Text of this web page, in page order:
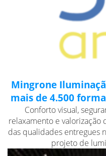
Mingrone
mais de 4.500
Conforto visual,
relaxamento e valorização
das qualidades entregues
projeto de